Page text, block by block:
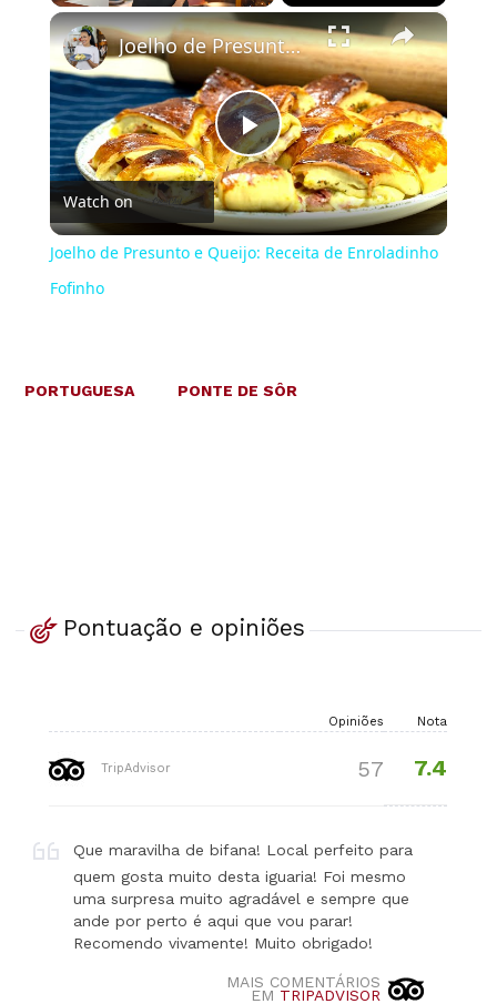
Play Unmute ×
Play
Video
Joelho de Presunto e Queijo: Receita de Enroladinho Fofinho
Watch on
Joelho de Presunto e Queijo: Receita de Enroladinho
Fofinho
PORTUGUESA PONTE DE SÔR
Pontuação e opiniões
Opiniões Nota
TripAdvisor 57 7.4
Que maravilha de bifana! Local perfeito para
quem gosta muito desta iguaria! Foi mesmo
uma surpresa muito agradável e sempre que
ande por perto é aqui que vou parar!
Recomendo vivamente! Muito obrigado!
MAIS COMENTÁRIOS
EM TRIPADVISOR